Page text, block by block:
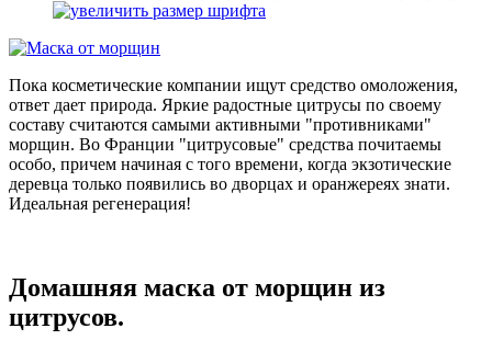
Пока косметические компании ищут средство омоложения,
ответ дает природа. Яркие радостные цитрусы по своему
составу считаются самыми активными "противниками"
морщин. Во Франции "цитрусовые" средства почитаемы
особо, причем начиная с того времени, когда экзотические
деревца только появились во дворцах и оранжереях знати.
Идеальная регенерация!
Домашняя маска от морщин из
цитрусов.